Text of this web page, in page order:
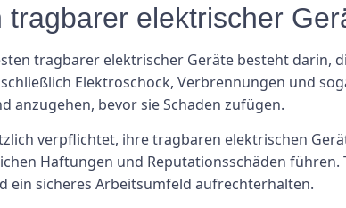
tragbarer elektrischer
tragbarer elektrischer Geräte besteht darin,
Elektroschock, Verbrennungen und
anzugehen, bevor sie Schaden zufügen.
verpflichtet, ihre tragbaren elektrischen
Haftungen und Reputationsschäden führen.
ein sicheres Arbeitsumfeld aufrechterhalten.